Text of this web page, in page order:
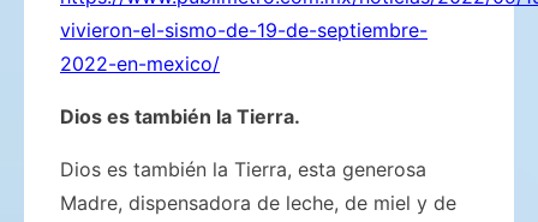
vivieron-el-sismo-de-19-de-septiembre-
2022-en-mexico/
Dios es también la Tierra.
Dios es también la Tierra, esta generosa
Madre, dispensadora de leche, de miel y de